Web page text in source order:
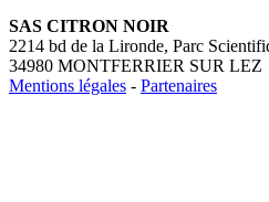
SAS CITRON NOIR
2214 bd de la Lironde, Parc
34980 MONTFERRIER SUR LEZ
Mentions légales - Partenaires